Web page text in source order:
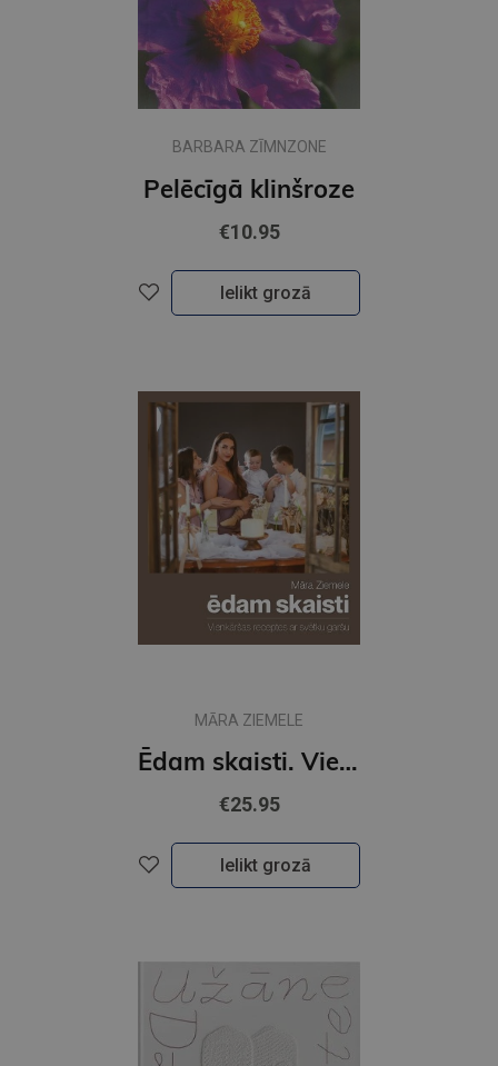
BARBARA ZĪMNZONE
Pelēcīgā klinšroze
€10.95
Ielikt grozā
MĀRA ZIEMELE
Ēdam skaisti. Vienkāršas receptes ar svētku garšu
€25.95
Ielikt grozā